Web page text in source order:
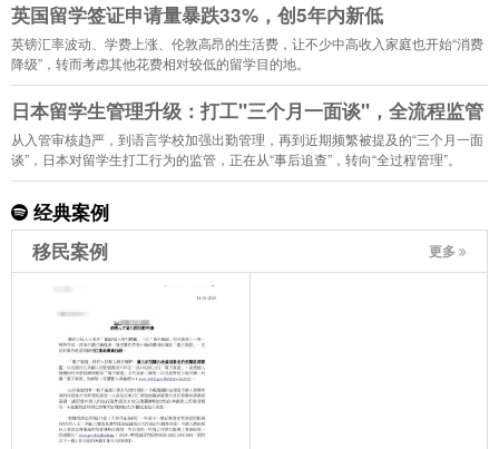
英国留学签证申请量暴跌33%，创5年内新低
英镑汇率波动、学费上涨、伦敦高昂的生活费，让不少中高收入家庭也开始“消费
降级”，转而考虑其他花费相对较低的留学目的地。
日本留学生管理升级：打工"三个月一面谈"，全流程监管
从入管审核趋严，到语言学校加强出勤管理，再到近期频繁被提及的“三个月一面
谈”，日本对留学生打工行为的监管，正在从“事后追查”，转向“全过程管理”。
经典案例
移民案例
更多